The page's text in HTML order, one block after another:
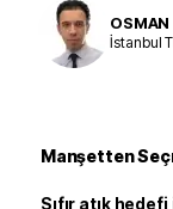
İstanbul
Manşetten
Sıfır atık